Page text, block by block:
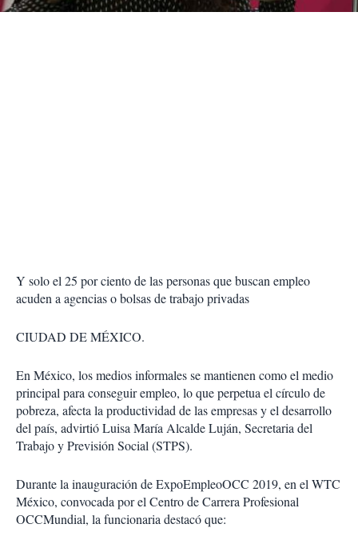
r
Y solo el 25 por ciento de las personas que buscan empleo
acuden a agencias o bolsas de trabajo privadas
CIUDAD DE MÉXICO.
En México, los medios informales se mantienen como el medio
principal para conseguir empleo, lo que perpetua el círculo de
pobreza, afecta la productividad de las empresas y el desarrollo
del país, advirtió Luisa María Alcalde Luján, Secretaria del
Trabajo y Previsión Social (STPS).
Durante la inauguración de ExpoEmpleoOCC 2019, en el WTC
México, convocada por el Centro de Carrera Profesional
OCCMundial, la funcionaria destacó que: